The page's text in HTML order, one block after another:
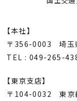
【本社】
〒356-0003 埼玉
TEL : 049-265-
【東京支店】
〒104-0032 東京